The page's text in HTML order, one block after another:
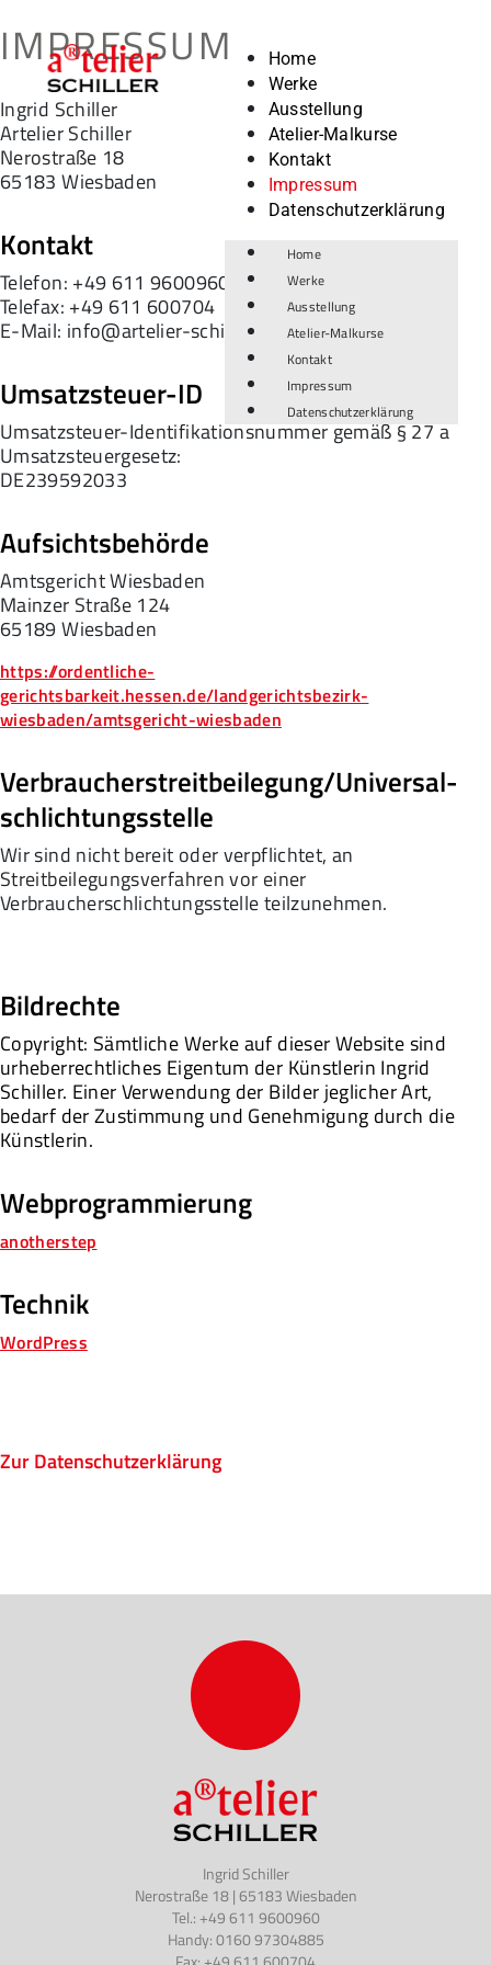
Home
Werke
Ausstellung
Atelier-Malkurse
Kontakt
Impressum
Datenschutzerklärung
Home
Werke
Ausstellung
Atelier-Malkurse
Kontakt
Impressum
Datenschutzerklärung
IMPRESSUM
Ingrid Schiller
Artelier Schiller
Nerostraße 18
65183 Wiesbaden
Kontakt
Telefon: +49 611 9600960
Telefax: +49 611 600704
E-Mail: info@artelier-schiller.de
Umsatzsteuer-ID
Umsatzsteuer-Identifikationsnummer gemäß § 27 a
Umsatzsteuergesetz:
DE239592033
Aufsichtsbehörde
Amtsgericht Wiesbaden
Mainzer Straße 124
65189 Wiesbaden
https://ordentliche-
gerichtsbarkeit.hessen.de/landgerichtsbezirk-
wiesbaden/amtsgericht-wiesbaden
Verbraucher­streit­beilegung/Universal­
schlichtungs­stelle
Wir sind nicht bereit oder verpflichtet, an
Streitbeilegungsverfahren vor einer
Verbraucherschlichtungsstelle teilzunehmen.
Bildrechte
Copyright: Sämtliche Werke auf dieser Website sind
urheberrechtliches Eigentum der Künstlerin Ingrid
Schiller. Einer Verwendung der Bilder jeglicher Art,
bedarf der Zustimmung und Genehmigung durch die
Künstlerin.
Webprogrammierung
anotherstep
Technik
WordPress
Zur Datenschutzerklärung
Ingrid Schiller
Nerostraße 18 | 65183 Wiesbaden
Tel.: +49 611 9600960
Handy: 0160 97304885